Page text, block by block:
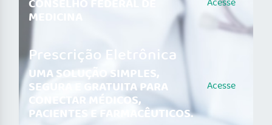
CONSELHO FEDERAL DE
MEDICINA
Prescrição Eletrônica
UMA SOLUÇÃO SIMPLES,
SEGURA E GRATUITA PARA
CONECTAR MÉDICOS,
PACIENTES E FARMACÊUTICOS.
Acesse